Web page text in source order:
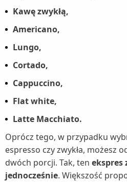
Kawę zwykłą,
Americano,
Lungo,
Cortado,
Cappuccino,
Flat white,
Latte Macchiato.
Oprócz tego, w przypadku
espresso czy zwykła, możesz
dwóch porcji. Tak, ten ekspres
jednocześnie. Większość